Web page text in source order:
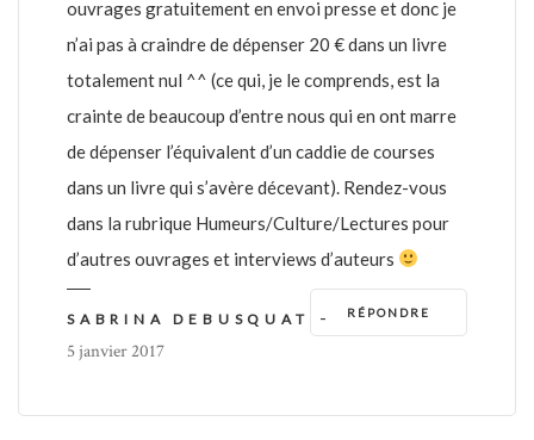
ouvrages gratuitement en envoi presse et donc je
n’ai pas à craindre de dépenser 20 € dans un livre
totalement nul ^^ (ce qui, je le comprends, est la
crainte de beaucoup d’entre nous qui en ont marre
de dépenser l’équivalent d’un caddie de courses
dans un livre qui s’avère décevant). Rendez-vous
dans la rubrique Humeurs/Culture/Lectures pour
d’autres ouvrages et interviews d’auteurs
RÉPONDRE
SABRINA DEBUSQUAT -
5 janvier 2017